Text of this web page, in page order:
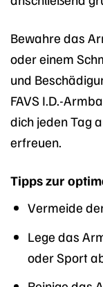
Bewahre das
oder einem
und
FAVS I.D.-
dich jeden Tag
erfreuen.
Tipps zur
Vermeide
Lege das
oder Sport